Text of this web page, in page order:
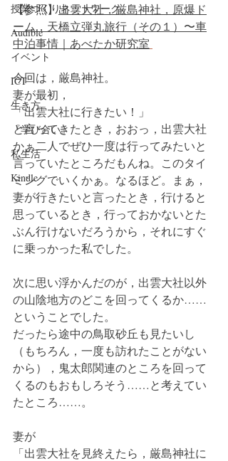
授業づくりネットワーク
Audible
イベント
ICT
生き方
『学び合い』
私生活
Kindle
【参照】出雲大社，厳島神社，原爆ド
ーム，天橋立弾丸旅行（その１）〜車
中泊事情｜あべたか研究室
今回は，厳島神社。
妻が最初，
「出雲大社に行きたい！」
と言ってきたとき，おおっ，出雲大社
かぁ二人でぜひ一度は行ってみたいと
言っていたところだもんね。このタイ
ミングでいくかぁ。なるほど。まぁ，
妻が行きたいと言ったとき，行けると
思っているとき，行っておかないとた
ぶん行けないだろうから，それにすぐ
に乗っかった私でした。
次に思い浮かんだのが，出雲大社以外
の山陰地方のどこを回ってくるか……
ということでした。
だったら途中の鳥取砂丘も見たいし
（もちろん，一度も訪れたことがない
から），鬼太郎関連のところを回って
くるのもおもしろそう……と考えてい
たところ……。
妻が
「出雲大社を見終えたら，厳島神社に